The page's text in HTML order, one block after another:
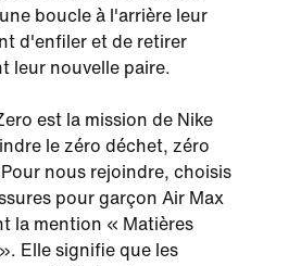
boucle à l'arrière leur
d'enfiler et de retirer
leur nouvelle paire.
est la mission de Nike
le zéro déchet, zéro
nous rejoindre, choisis
pour garçon Air Max
la mention « Matières
Elle signifie que les